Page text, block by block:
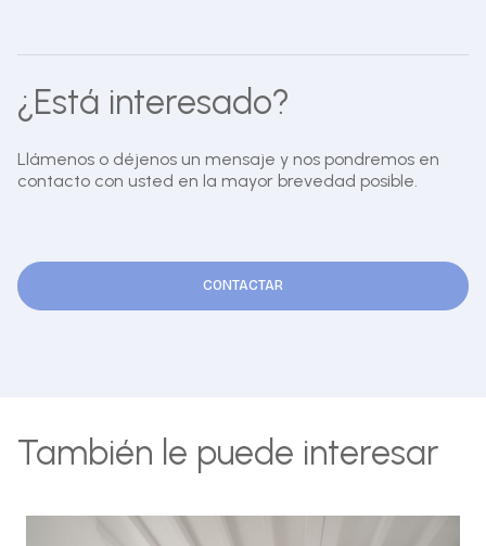
¿Está interesado?
Llámenos o déjenos un mensaje y nos pondremos en
contacto con usted en la mayor brevedad posible.
CONTACTAR
También le puede interesar